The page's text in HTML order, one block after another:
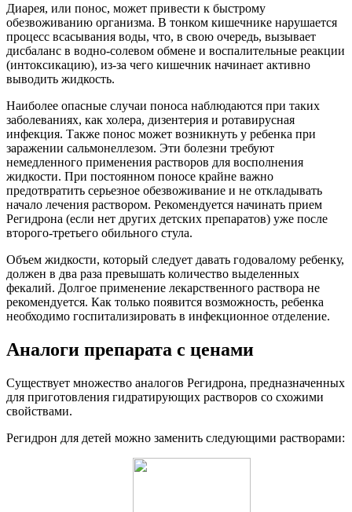
Диарея, или понос, может привести к быстрому
обезвоживанию организма. В тонком кишечнике нарушается
процесс всасывания воды, что, в свою очередь, вызывает
дисбаланс в водно-солевом обмене и воспалительные реакции
(интоксикацию), из-за чего кишечник начинает активно
выводить жидкость.
Наиболее опасные случаи поноса наблюдаются при таких
заболеваниях, как холера, дизентерия и ротавирусная
инфекция. Также понос может возникнуть у ребенка при
заражении сальмонеллезом. Эти болезни требуют
немедленного применения растворов для восполнения
жидкости. При постоянном поносе крайне важно
предотвратить серьезное обезвоживание и не откладывать
начало лечения раствором. Рекомендуется начинать прием
Регидрона (если нет других детских препаратов) уже после
второго-третьего обильного стула.
Объем жидкости, который следует давать годовалому ребенку,
должен в два раза превышать количество выделенных
фекалий. Долгое применение лекарственного раствора не
рекомендуется. Как только появится возможность, ребенка
необходимо госпитализировать в инфекционное отделение.
Аналоги препарата с ценами
Существует множество аналогов Регидрона, предназначенных
для приготовления гидратирующих растворов со схожими
свойствами.
Регидрон для детей можно заменить следующими растворами: